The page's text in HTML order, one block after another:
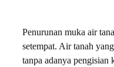
Penurunan muka air
setempat. Air tanah
tanpa adanya pengisian